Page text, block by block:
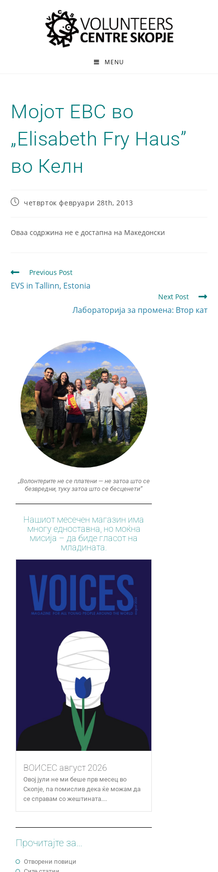
MENU
Мојот ЕВС во
„Elisabeth Fry Haus”
во Келн
четврток февруари 28th, 2013
Оваа содржина не е достапна на Македонски
Previous Post
EVS in Tallinn, Estonia
Next Post
Лабораторија за промена: Втор кат
„Волонтерите не се платени — не затоа што се
безвредни, туку затоа што се бесценети“
Нашиот месечен магазин има
многу едноставна, но моќна
мисија – да биде гласот на
младината.
ВОИСЕС август 2026
Овој јули не ми беше прв месец во
Скопје, па помислив дека ќе можам да
се справам со жештината....
Прочитајте за...
Отворени повици